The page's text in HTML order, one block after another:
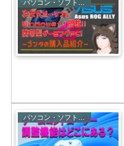
パソコン・ソフト・ゲーム関係